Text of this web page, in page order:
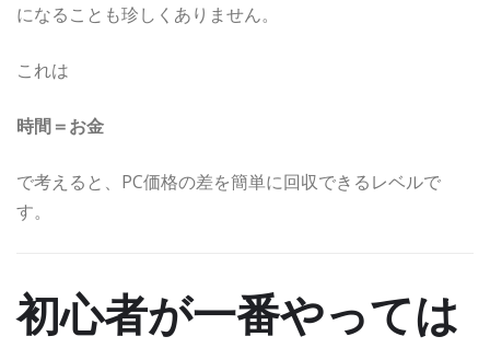
になることも珍しくありません。
これは
時間＝お金
で考えると、PC価格の差を簡単に回収できるレベルで
す。
初心者が一番やっては